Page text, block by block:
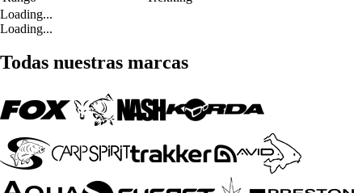
Loading...
Loading...
Todas nuestras marcas